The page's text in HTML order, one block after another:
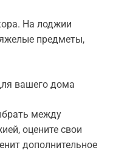
На лоджии
предметы,
вашего дома
между
оцените свои
дополнительное